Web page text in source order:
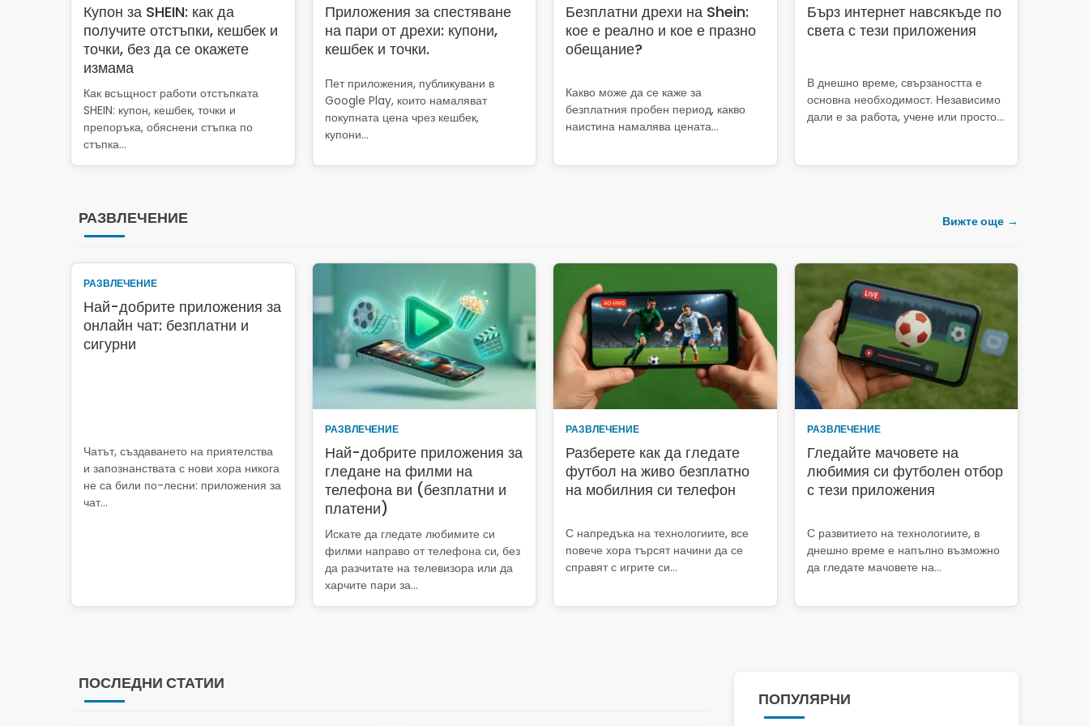
Купон за SHEIN: как да
получите отстъпки, кешбек и
точки, без да се окажете
измама
Как всъщност работи отстъпката
SHEIN: купон, кешбек, точки и
препоръка, обяснени стъпка по
стъпка…
Приложения за спестяване
на пари от дрехи: купони,
кешбек и точки.
Пет приложения, публикувани в
Google Play, които намаляват
покупната цена чрез кешбек,
купони…
Безплатни дрехи на Shein:
кое е реално и кое е празно
обещание?
Какво може да се каже за
безплатния пробен период, какво
наистина намалява цената...
Бърз интернет навсякъде по
света с тези приложения
В днешно време, свързаността е
основна необходимост. Независимо
дали е за работа, учене или просто...
РАЗВЛЕЧЕНИЕ Вижте още
РАЗВЛЕЧЕНИЕ
Най-добрите приложения за
онлайн чат: безплатни и
сигурни
Чатът, създаването на приятелства
и запознанствата с нови хора никога
не са били по-лесни: приложения за
чат…
РАЗВЛЕЧЕНИЕ
Най-добрите приложения за
гледане на филми на
телефона ви (безплатни и
платени)
Искате да гледате любимите си
филми направо от телефона си, без
да разчитате на телевизора или да
харчите пари за...
РАЗВЛЕЧЕНИЕ
Разберете как да гледате
футбол на живо безплатно
на мобилния си телефон
С напредъка на технологиите, все
повече хора търсят начини да се
справят с игрите си...
РАЗВЛЕЧЕНИЕ
Гледайте мачовете на
любимия си футболен отбор
с тези приложения
С развитието на технологиите, в
днешно време е напълно възможно
да гледате мачовете на…
ПОСЛЕДНИ СТАТИИ
ПОПУЛЯРНИ